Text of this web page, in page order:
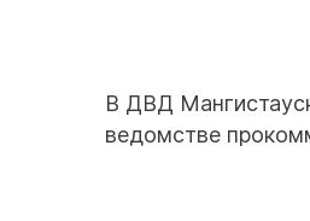
В ДВД
ведомстве